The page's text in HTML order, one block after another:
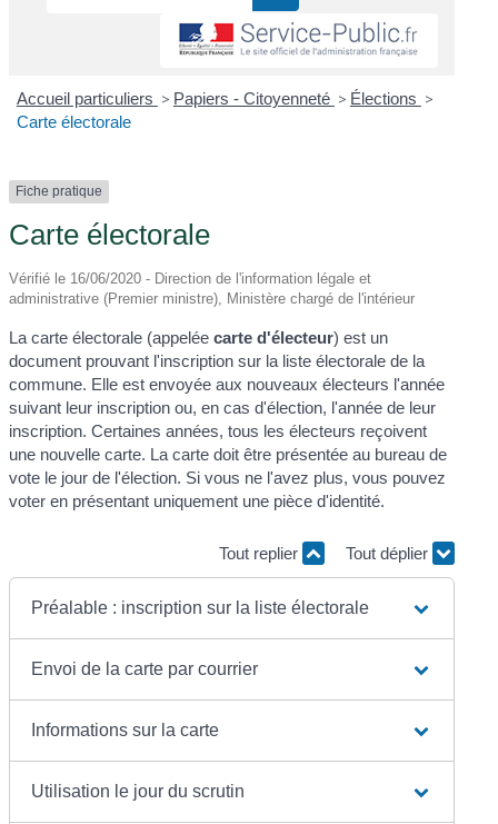
Accueil particuliers > Papiers - Citoyenneté > Élections >
Carte électorale
Fiche pratique
Carte électorale
Vérifié le 16/06/2020 - Direction de l'information légale et
administrative (Premier ministre), Ministère chargé de l'intérieur
La carte électorale (appeléecarte d'électeur) est un
document prouvant l'inscription sur la liste électorale de la
commune. Elle est envoyée aux nouveaux électeurs l'année
suivant leur inscription ou, en cas d'élection, l'année de leur
inscription. Certaines années, tous les électeurs reçoivent
une nouvelle carte. La carte doit être présentée au bureau de
vote le jour de l'élection. Si vous ne l'avez plus, vous pouvez
voter en présentant uniquement une pièce d'identité.
Tout replier Tout déplier
Préalable : inscription sur la liste électorale
Envoi de la carte par courrier
Informations sur la carte
Utilisation le jour du scrutin